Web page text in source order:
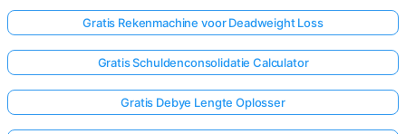
Gratis Rekenmachine voor Deadweight Loss
Gratis Schuldenconsolidatie Calculator
Gratis Debye Lengte Oplosser